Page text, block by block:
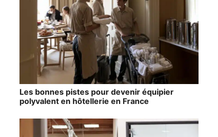
Les bonnes pistes pour devenir équipier
polyvalent en hôtellerie en France